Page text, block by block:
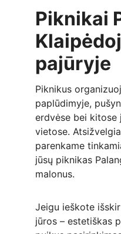
Piknikai
pajūryje
Piknikus
paplūdimyje,
erdvėse bei kitose
vietose.
parenkame
jūsų piknikas
malonus.
Jeigu ieškote
jūros – estetiškas